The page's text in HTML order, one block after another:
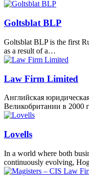
Goltsblat BLP
Goltsblat BLP is the first
as a result of a…
Law Firm Limited
Английская
Великобритании в 2000
Lovells
In a world where both
continuously evolving,